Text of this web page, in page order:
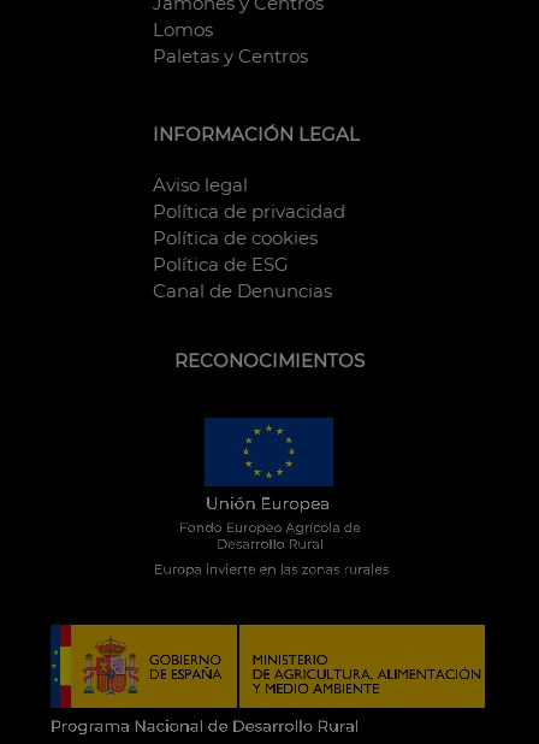
Lomos
Paletas y Centros
INFORMACIÓN LEGAL
Aviso legal
Política de privacidad
Política de cookies
Política de ESG
Canal de Denuncias
RECONOCIMIENTOS